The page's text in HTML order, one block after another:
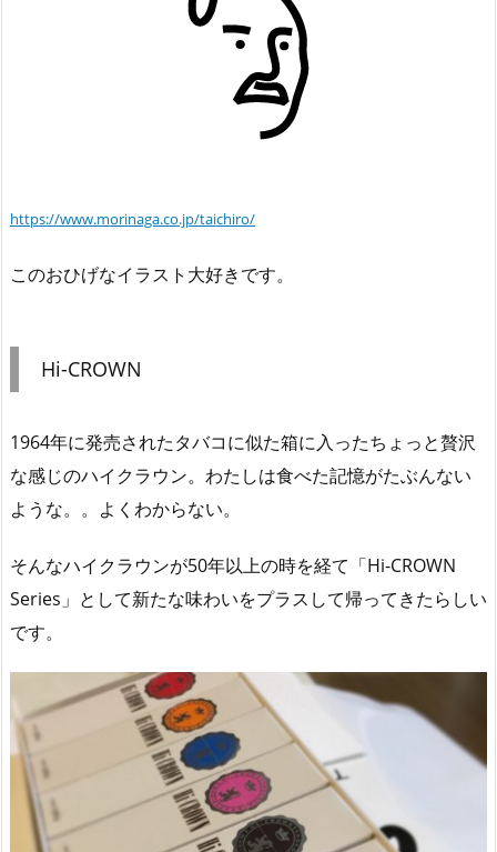
https://www.morinaga.co.jp/taichiro/
このおひげなイラスト大好きです。
Hi-CROWN
1964年に発売されたタバコに似た箱に入ったちょっと贅沢
な感じのハイクラウン。わたしは食べた記憶がたぶんない
ような。。よくわからない。
そんなハイクラウンが50年以上の時を経て「Hi-CROWN
Series」として新たな味わいをプラスして帰ってきたらしい
です。